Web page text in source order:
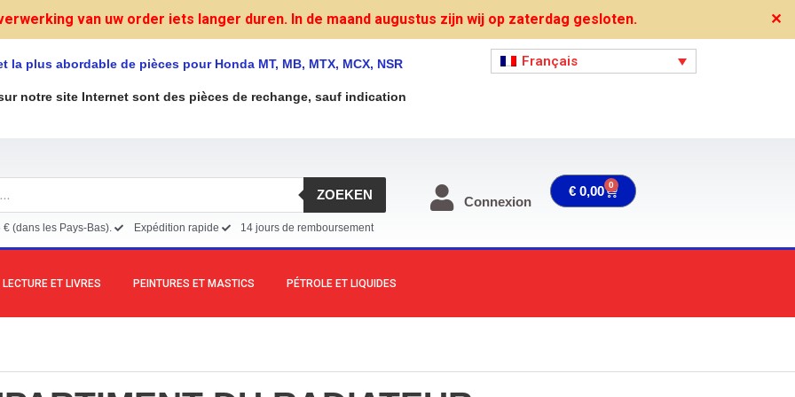
van uw order iets langer duren. In de maand augustus zijn wij op zaterdag gesloten. ✕
la plus abordable de pièces pour Honda MT, MB, MTX, MCX, NSR
notre site Internet sont des pièces de rechange, sauf indication
Français
ZOEKEN
(dans les Pays-Bas). Expédition rapide 14 jours de remboursement
Connexion
€ 0,00 0 Panier
LECTURE ET LIVRES PEINTURES ET MASTICS PÉTROLE ET LIQUIDES